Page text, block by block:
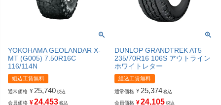
YOKOHAMA GEOLANDAR X-
MT (G005) 7.50R16C
116/114N
組込工賃無料
通常価格 ¥ 25,740 税込
会員価格 ¥24,453 税込
DUNLOP GRANDTREK AT5
235/70R16 106S アウトライン
ホワイトレター
組込工賃無料
通常価格 ¥ 25,374 税込
会員価格 ¥24,105 税込